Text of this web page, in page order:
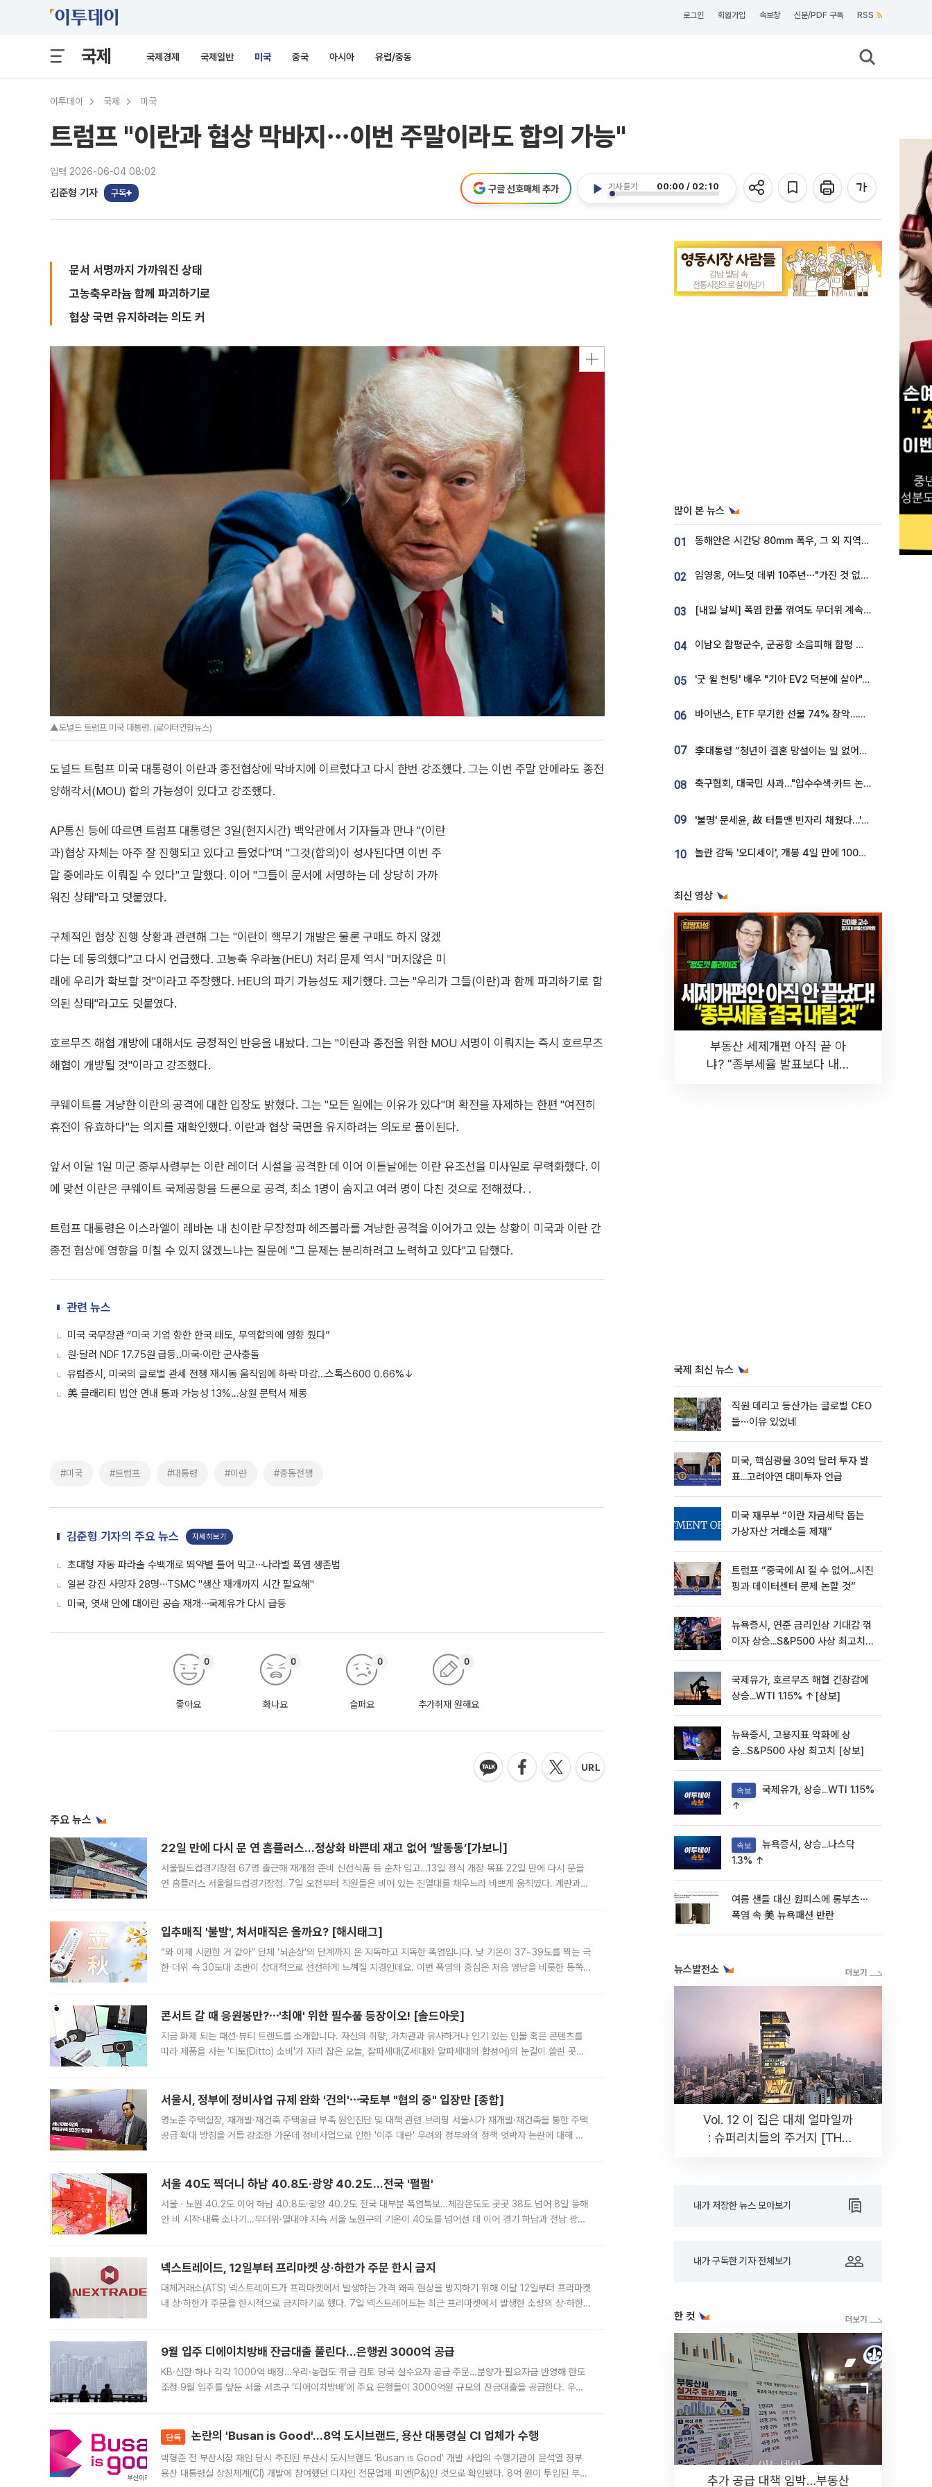
로그인 회원가입 속보창 신문/PDF 구독 RSS
국제 국제경제 국제일반 미국 중국 아시아 유럽/중동
이투데이 국제 미국
트럼프 "이란과 협상 막바지⋯이번 주말이라도 합의 가능"
입력 2026-06-04 08:02
김준형 기자 구독
기사 듣기 00:00 / 02:10
구글 선호매체 추가
문서 서명까지 가까워진 상태
고농축우라늄 함께 파괴하기로
협상 국면 유지하려는 의도 커
▲도널드 트럼프 미국 대통령. (로이터연합뉴스)
도널드 트럼프 미국 대통령이 이란과 종전협상에 막바지에 이르렀다고 다시 한번 강조했다. 그는 이번 주말 안에라도 종전
양해각서(MOU) 합의 가능성이 있다고 강조했다.
AP통신 등에 따르면 트럼프 대통령은 3일(현지시간) 백악관에서 기자들과 만나 "(이란
과)협상 자체는 아주 잘 진행되고 있다고 들었다"며 "그것(합의)이 성사된다면 이번 주
말 중에라도 이뤄질 수 있다"고 말했다. 이어 "그들이 문서에 서명하는 데 상당히 가까
워진 상태"라고 덧붙였다.
구체적인 협상 진행 상황과 관련해 그는 "이란이 핵무기 개발은 물론 구매도 하지 않겠
다는 데 동의했다"고 다시 언급했다. 고농축 우라늄(HEU) 처리 문제 역시 "머지않은 미
래에 우리가 확보할 것"이라고 주장했다. HEU의 파기 가능성도 제기했다. 그는 "우리가 그들(이란)과 함께 파괴하기로 합
의된 상태"라고도 덧붙였다.
호르무즈 해협 개방에 대해서도 긍정적인 반응을 내놨다. 그는 "이란과 종전을 위한 MOU 서명이 이뤄지는 즉시 호르무즈
해협이 개방될 것"이라고 강조했다.
쿠웨이트를 겨냥한 이란의 공격에 대한 입장도 밝혔다. 그는 "모든 일에는 이유가 있다"며 확전을 자제하는 한편 "여전히
휴전이 유효하다"는 의지를 재확인했다. 이란과 협상 국면을 유지하려는 의도로 풀이된다.
앞서 이달 1일 미군 중부사령부는 이란 레이더 시설을 공격한 데 이어 이튿날에는 이란 유조선을 미사일로 무력화했다. 이
에 맞선 이란은 쿠웨이트 국제공항을 드론으로 공격, 최소 1명이 숨지고 여러 명이 다친 것으로 전해졌다. .
트럼프 대통령은 이스라엘이 레바논 내 친이란 무장정파 헤즈볼라를 겨냥한 공격을 이어가고 있는 상황이 미국과 이란 간
종전 협상에 영향을 미칠 수 있지 않겠느냐는 질문에 "그 문제는 분리하려고 노력하고 있다"고 답했다.
관련 뉴스
미국 국무장관 “미국 기업 향한 한국 태도, 무역합의에 영향 줬다”
원·달러 NDF 17.75원 급등..미국·이란 군사충돌
유럽증시, 미국의 글로벌 관세 전쟁 재시동 움직임에 하락 마감…스톡스600 0.66%↓
美 클래리티 법안 연내 통과 가능성 13%…상원 문턱서 제동
#미국 #트럼프 #대통령 #이란 #중동전쟁
김준형 기자의 주요 뉴스 자세히보기
초대형 자동 파라솔 수백개로 뙤약볕 틀어 막고⋯나라별 폭염 생존법
일본 강진 사망자 28명⋯TSMC "생산 재개까지 시간 필요해"
미국, 엿새 만에 대이란 공습 재개⋯국제유가 다시 급등
좋아요
0
화나요
0
슬퍼요
0
추가취재 원해요
0
주요 뉴스
22일 만에 다시 문 연 홈플러스…정상화 바쁜데 재고 없어 ‘발동동’[가보니]
서울월드컵경기장점 67명 출근해 재개점 준비 신선식품 등 순차 입고…13일 정식 개장 목표 22일 만에 다시 문을
연 홈플러스 서울월드컵경기장점. 7일 오전부터 직원들은 비어 있는 진열대를 채우느라 바쁘게 움직였다. 계란과
입추매직 '불발', 처서매직은 올까요? [해시태그]
“와 이제 시원한 거 같아” 단체 ‘뇌손상’의 단계까지 온 지독하고 지독한 폭염입니다. 낮 기온이 37~39도를 찍는 극
한 더위 속 30도대 초반이 상대적으로 선선하게 느껴질 지경인데요. 이번 폭염의 중심은 처음 영남을 비롯한 동쪽
콘서트 갈 때 응원봉만?⋯'최애' 위한 필수품 등장이오! [솔드아웃]
지금 화제 되는 패션·뷰티 트렌드를 소개합니다. 자신의 취향, 가치관과 유사하거나 인기 있는 인물 혹은 콘텐츠를
따라 제품을 사는 '디토(Ditto) 소비'가 자리 잡은 오늘, 잘파세대(Z세대와 알파세대의 합성어)의 눈길이 쏠린 곳은
서울시, 정부에 정비사업 규제 완화 '건의'⋯국토부 "협의 중" 입장만 [종합]
명노준 주택실장, 재개발·재건축 주택공급 부족 원인진단 및 대책 관련 브리핑 서울시가 재개발·재건축을 통한 주택
공급 확대 방침을 거듭 강조한 가운데 정비사업으로 인한 '이주 대란' 우려와 정부와의 정책 엇박자 논란에 대해 정
서울 40도 찍더니 하남 40.8도·광양 40.2도…전국 '펄펄'
서울ㆍ노원 40.2도 이어 하남 40.8도·광양 40.2도 전국 대부분 폭염특보…체감온도도 곳곳 38도 넘어 8일 동해
안 비 시작·내륙 소나기…무더위·열대야 지속 서울 노원구의 기온이 40도를 넘어선 데 이어 경기 하남과 전남 광양
넥스트레이드, 12일부터 프리마켓 상·하한가 주문 한시 금지
대체거래소(ATS) 넥스트레이드가 프리마켓에서 발생하는 가격 왜곡 현상을 방지하기 위해 이달 12일부터 프리마켓
내 상·하한가 주문을 한시적으로 금지하기로 했다. 7일 넥스트레이드는 최근 프리마켓에서 발생한 소량의 상·하한
9월 입주 디에이치방배 잔금대출 풀린다…은행권 3000억 공급
KB·신한·하나 각각 1000억 배정…우리·농협도 취급 검토 당국 실수요자 공급 주문…분양가·필요자금 반영해 한도
조정 9월 입주를 앞둔 서울 서초구 ‘디에이치방배’에 주요 은행들이 3000억원 규모의 잔금대출을 공급한다. 우리
단독 논란의 'Busan is Good'…8억 도시브랜드, 용산 대통령실 CI 업체가 수행
박형준 전 부산시장 재임 당시 추진된 부산시 도시브랜드 ‘Busan is Good’ 개발 사업의 수행기관이 윤석열 정부
용산 대통령실 상징체계(CI) 개발에 참여했던 디자인 전문업체 피앤(P&)인 것으로 확인됐다. 8억 원이 투입된 부산
많이 본 뉴스
01 동해안은 시간당 80㎜ 폭우, 그 외 지역은 폭염…‘극과 극 날씨’
02 임영웅, 어느덧 데뷔 10주년⋯"가진 것 없던 시절, 내 앞엔 20명의 팬뿐"
03 [내일 날씨] 폭염 한풀 꺾여도 무더위 계속⋯동해안 이틀 연속 비
04 이남오 함평군수, 군공항 소음피해 함평 보상 요구
05 '굿 윌 헌팅' 배우 "기아 EV2 덕분에 살아"…교통사고 후 안전성 극찬
06 바이낸스, ETF 무기한 선물 74% 장악…한국 레버리지 ETF 거래 급증 [e가상자산]
07 李대통령 “청년이 결혼 망설이는 일 없어야...제도상 불이익 조사”
08 축구협회, 대국민 사과…"압수수색·카드 논란 사죄, 강도 높은 쇄신"
09 '불명' 문세윤, 故 터틀맨 빈자리 채웠다…'거북이' 눈물의 최종 우승
10 놀란 감독 '오디세이', 개봉 4일 만에 100만 돌파⋯'왕사남' 보다 빠르다
최신 영상
부동산 세제개편 아직 끝 아
냐? "종부세율 발표보다 내릴
국제 최신 뉴스
직원 데리고 등산가는 글로벌 CEO
들⋯이유 있었네
미국, 핵심광물 30억 달러 투자 발
표...고려아연 대미투자 언급
미국 재무부 “이란 자금세탁 돕는
가상자산 거래소들 제재”
트럼프 “중국에 AI 질 수 없어...시진
핑과 데이터센터 문제 논할 것”
뉴욕증시, 연준 금리인상 기대감 꺾
이자 상승...S&P500 사상 최고치
국제유가, 호르무즈 해협 긴장감에
상승...WTI 1.15% ↑[상보]
뉴욕증시, 고용지표 악화에 상
승...S&P500 사상 최고치 [상보]
속보
↑
속보
1.3% ↑
여름 샌들 대신 원피스에 롱부츠⋯
폭염 속 美 뉴욕패션 반란
뉴스발전소
Vol. 12 이 집은 대체 얼마일까
: 슈퍼리치들의 주거지 [THE
내가 저장한 뉴스 모아보기
내가 구독한 기자 전체보기
한 컷
추가 공급 대책 임박…부동산